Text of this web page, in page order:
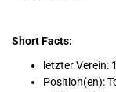
Short Facts:
letzter Verein:
Position(en):